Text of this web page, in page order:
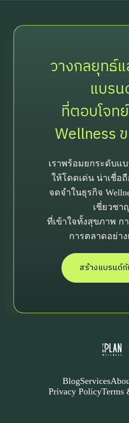
วางกลยุทธ์
แบร
ที่ตอบโจท
Wellness
เราพร้อมยกระดับแ
ให้โดดเด่น น่าเชื่อ
จดจำในธุรกิจ
เชี่ยวชา
ที่เข้าใจทั้งสุขภาพ ก
การตลาดอย่า
สร้างแบรนด์กั
Your budgets
BlogServices
Privacy PolicyTerms